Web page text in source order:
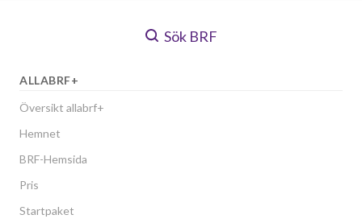
Sök BRF
ALLABRF+
Översikt allabrf+
Hemnet
BRF-Hemsida
Pris
Startpaket